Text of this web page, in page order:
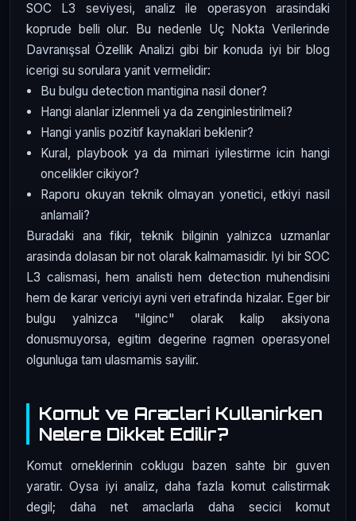
SOC L3 seviyesi, analiz ile operasyon arasindaki
koprude belli olur. Bu nedenle Uç Nokta Verilerinde
Davranışsal Özellik Analizi gibi bir konuda iyi bir blog
icerigi su sorulara yanit vermelidir:
Bu bulgu detection mantigina nasil doner?
Hangi alanlar izlenmeli ya da zenginlestirilmeli?
Hangi yanlis pozitif kaynaklari beklenir?
Kural, playbook ya da mimari iyilestirme icin hangi
oncelikler cikiyor?
Raporu okuyan teknik olmayan yonetici, etkiyi nasil
anlamali?
Buradaki ana fikir, teknik bilginin yalnizca uzmanlar
arasinda dolasan bir not olarak kalmamasidir. Iyi bir SOC
L3 calismasi, hem analisti hem detection muhendisini
hem de karar vericiyi ayni veri etrafinda hizalar. Eger bir
bulgu yalnizca "ilginc" olarak kalip aksiyona
donusmuyorsa, egitim degerine ragmen operasyonel
olgunluga tam ulasmamis sayilir.
Komut ve Araclari Kullanirken
Nelere Dikkat Edilir?
Komut orneklerinin coklugu bazen sahte bir guven
yaratir. Oysa iyi analiz, daha fazla komut calistirmak
degil; daha net amaclarla daha secici komut